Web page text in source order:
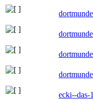
ecki--das-